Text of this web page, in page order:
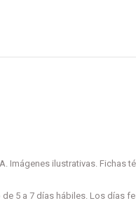
Imágenes ilustrativas. Fichas
de 5 a 7 días hábiles. Los días